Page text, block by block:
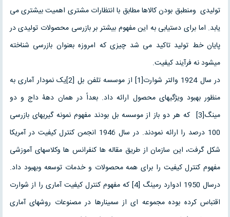
تولیدی ومنطبق بودن کالاها مطابق با انتظارات مشتری اهمیت بیشتری می
یابد. اما برای دستیابی به این مفهوم بیشتر بر بازرسی محصولات تولیدی در
پایان خط تولید تاکید می شد چیزی که امروزه بعنوان بازرسی شناخته
میشود نه فرآیند کیفیت.
در سال 1924 والتر شوارت[1] از موسسه تلفن بل [2]یک نمودار آماری به
منظور بهبود ویژگیهای محصول ارائه داد. بعداً در همان دهۀ داج و دو
مینگ[3] که هر دو باز از موسسه بل بودند مفهوم نمونه گیریهای بازرسی
100 درصد را ارائه نمودند. در سال 1946 انجمن کنترل کیفیت در آمریکا
شکل گرفت، این سازمان از طریق مقاله ها کنفرانس ها وکلاسهای آموزشی
مفهوم کنترل کیفیت را برای همه محصولات و خدمات توسعه وبهبود داد.
درسال 1950 ادوارد رمینگ [4] که مفهوم کنترل کیفیت آماری را از شوارت
اقتباس کرده بوده مجموعه ای از سمینارها در مصنوعات روشهای آماری